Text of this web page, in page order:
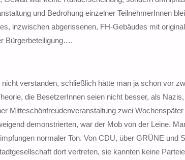
und Bedrohung einzelner TeilnehmerInnen
inzwischen abgerissenen, FH-Gebäudes mit
Bürgerbeteiligung….
verstanden, schließlich hätte man ja schon vor
die BesetzerInnen seien nicht besser, als
Mitteschönfreudenveranstaltung zwei
demonstrierten, war der Mob von der Leine.
normaler Ton. Von CDU, über GRÜNE und
dort vertreten, sie kannten keine